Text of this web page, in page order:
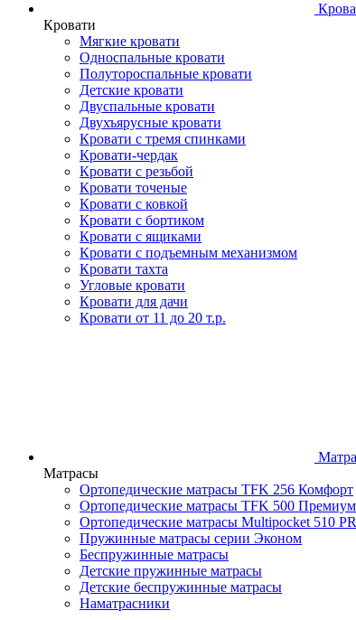
Кровати
Мягкие кровати
Односпальные кровати
Полутороспальные кровати
Детские кровати
Двуспальные кровати
Двухъярусные кровати
Кровати с тремя спинками
Кровати-чердак
Кровати с резьбой
Кровати точеные
Кровати с ковкой
Кровати с бортиком
Кровати с ящиками
Кровати с подъемным механизмом
Кровати тахта
Угловые кровати
Кровати для дачи
Кровати от 11 до 20 т.р.
Матрасы
Ортопедические матрасы TFK 256 Комфорт
Ортопедические матрасы TFK 500 Премиум
Ортопедические матрасы Multipocket 510
Пружинные матрасы серии Эконом
Беспружинные матрасы
Детские пружинные матрасы
Детские беспружинные матрасы
Наматрасники